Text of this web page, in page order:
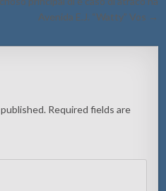
Avenida E.J. “Watty” Vos →
Required fields are